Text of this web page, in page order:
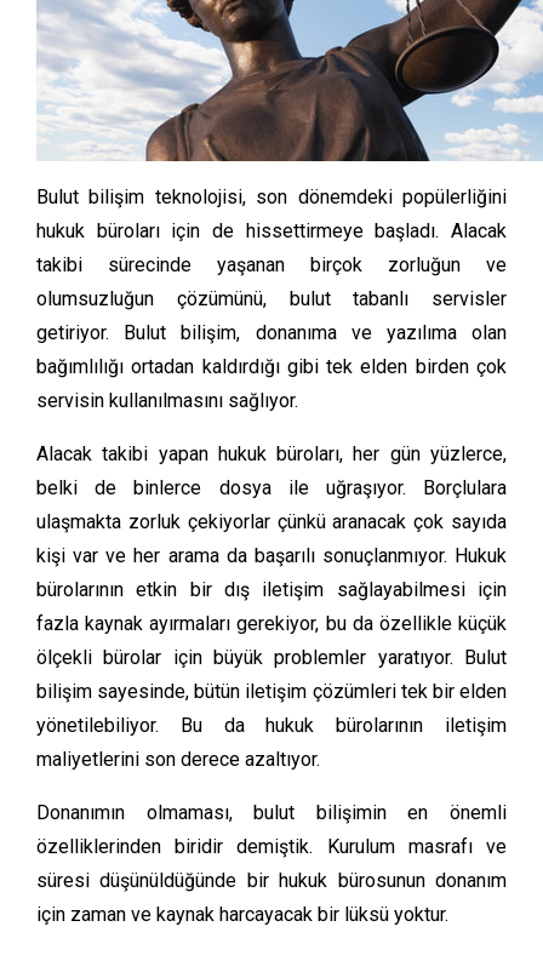
Bulut bilişim teknolojisi, son dönemdeki popülerliğini
hukuk büroları için de hissettirmeye başladı. Alacak
takibi sürecinde yaşanan birçok zorluğun ve
olumsuzluğun çözümünü, bulut tabanlı servisler
getiriyor. Bulut bilişim, donanıma ve yazılıma olan
bağımlılığı ortadan kaldırdığı gibi tek elden birden çok
servisin kullanılmasını sağlıyor.
Alacak takibi yapan hukuk büroları, her gün yüzlerce,
belki de binlerce dosya ile uğraşıyor. Borçlulara
ulaşmakta zorluk çekiyorlar çünkü aranacak çok sayıda
kişi var ve her arama da başarılı sonuçlanmıyor. Hukuk
bürolarının etkin bir dış iletişim sağlayabilmesi için
fazla kaynak ayırmaları gerekiyor, bu da özellikle küçük
ölçekli bürolar için büyük problemler yaratıyor. Bulut
bilişim sayesinde, bütün iletişim çözümleri tek bir elden
yönetilebiliyor. Bu da hukuk bürolarının iletişim
maliyetlerini son derece azaltıyor.
Donanımın olmaması, bulut bilişimin en önemli
özelliklerinden biridir demiştik. Kurulum masrafı ve
süresi düşünüldüğünde bir hukuk bürosunun donanım
için zaman ve kaynak harcayacak bir lüksü yoktur.